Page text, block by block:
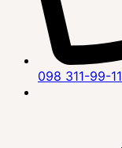
098 311-99-11